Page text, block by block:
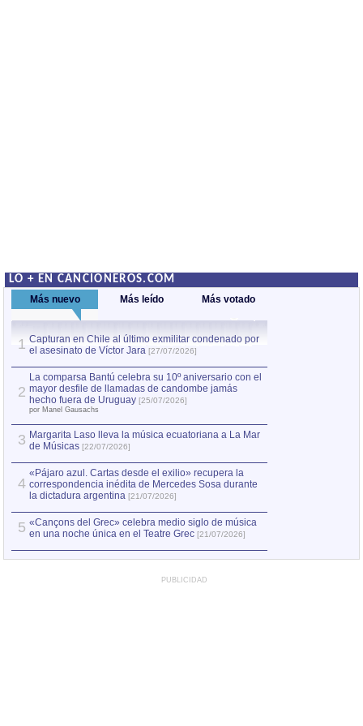
LO + EN CANCIONEROS.COM
Más nuevo Más leído Más votado
1 Capturan en Chile al último exmilitar condenado por
el asesinato de Víctor Jara [27/07/2026]
2
La comparsa Bantú celebra su 10º aniversario con el
mayor desfile de llamadas de candombe jamás
hecho fuera de Uruguay [25/07/2026]
por Manel Gausachs
3 Margarita Laso lleva la música ecuatoriana a La Mar
de Músicas [22/07/2026]
4
«Pájaro azul. Cartas desde el exilio» recupera la
correspondencia inédita de Mercedes Sosa durante
la dictadura argentina [21/07/2026]
5 «Cançons del Grec» celebra medio siglo de música
en una noche única en el Teatre Grec [21/07/2026]
PUBLICIDAD